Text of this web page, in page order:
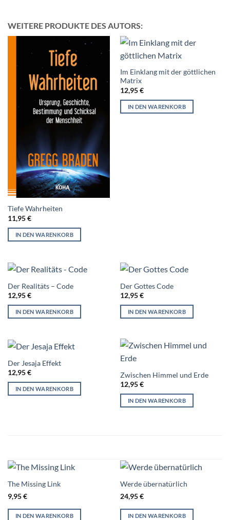
WEITERE PRODUKTE DES AUTORS:
Tiefe Wahrheiten
11,95€
IN DEN WARENKORB
Im Einklang mit der göttlichen
Matrix
12,95€
IN DEN WARENKORB
Der Realitäts – Code
12,95€
IN DEN WARENKORB
Der Gottes Code
12,95€
IN DEN WARENKORB
Der Jesaja Effekt
12,95€
IN DEN WARENKORB
Zwischen Himmel und Erde
12,95€
IN DEN WARENKORB
The Missing Link
9,95€
IN DEN WARENKORB
Werde übernatürlich
24,95€
IN DEN WARENKORB